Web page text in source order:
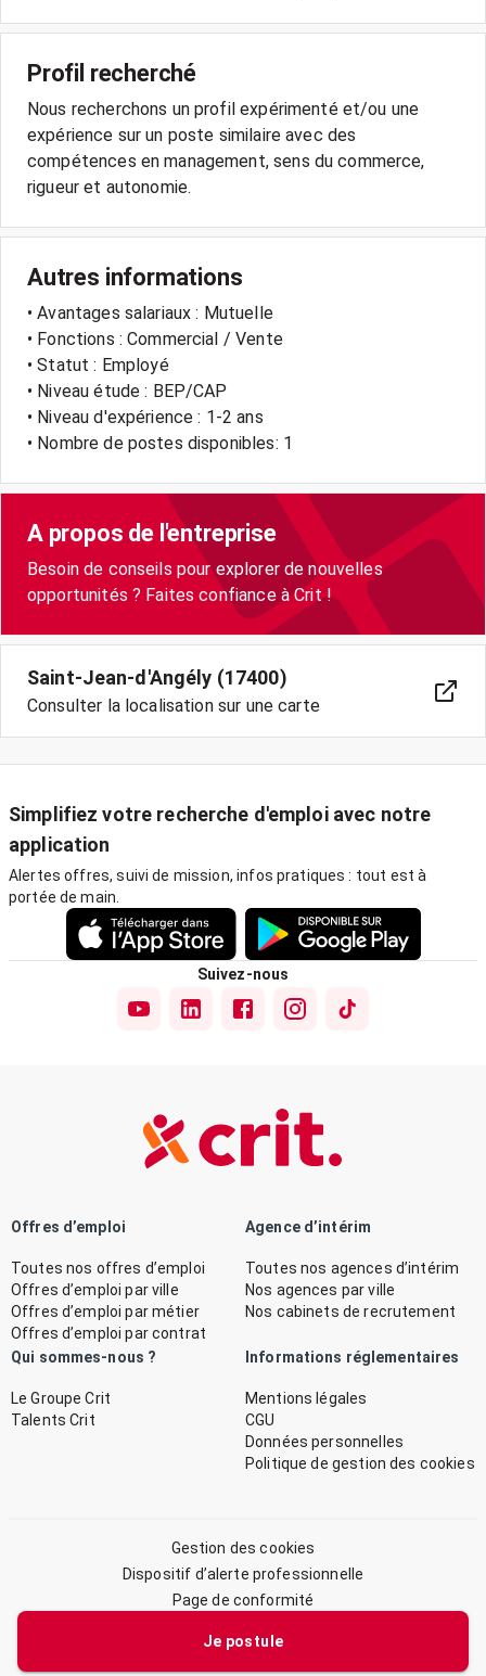
Je postule
Profil recherché
Nous recherchons un profil expérimenté et/ou une
expérience sur un poste similaire avec des
compétences en management, sens du commerce,
rigueur et autonomie.
Autres informations
• Avantages salariaux : Mutuelle
• Fonctions : Commercial / Vente
• Statut : Employé
• Niveau étude : BEP/CAP
• Niveau d'expérience : 1-2 ans
• Nombre de postes disponibles: 1
A propos de l'entreprise
Besoin de conseils pour explorer de nouvelles
opportunités ? Faites confiance à Crit !
Saint-Jean-d'Angély (17400)
Consulter la localisation sur une carte
Simplifiez votre recherche d'emploi avec notre
application
Alertes offres, suivi de mission, infos pratiques : tout est à
portée de main.
Suivez-nous
Offres d’emploi
Toutes nos offres d’emploi
Offres d’emploi par ville
Offres d’emploi par métier
Offres d’emploi par contrat
Agence d’intérim
Toutes nos agences d’intérim
Nos agences par ville
Nos cabinets de recrutement
Qui sommes-nous ?
Le Groupe Crit
Talents Crit
Informations réglementaires
Mentions légales
CGU
Données personnelles
Politique de gestion des cookies
Gestion des cookies
Dispositif d’alerte professionnelle
Page de conformité
© 2026 CRIT